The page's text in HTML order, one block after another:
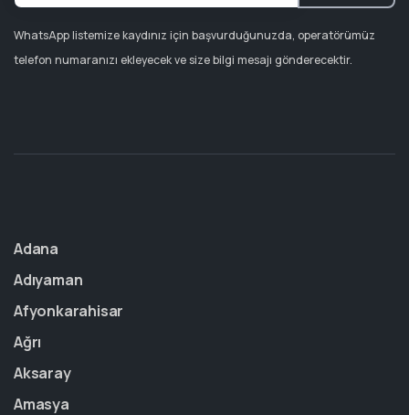
WhatsApp listemize kaydınız için başvurduğunuzda, operatörümüz
telefon numaranızı ekleyecek ve size bilgi mesajı gönderecektir.
Adana
Adıyaman
Afyonkarahisar
Ağrı
Aksaray
Amasya